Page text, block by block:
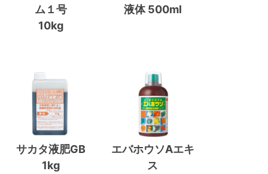
ム１号
10kg
液体 500ml
サカタ液肥GB
1kg
エバホウソAエキ
ス